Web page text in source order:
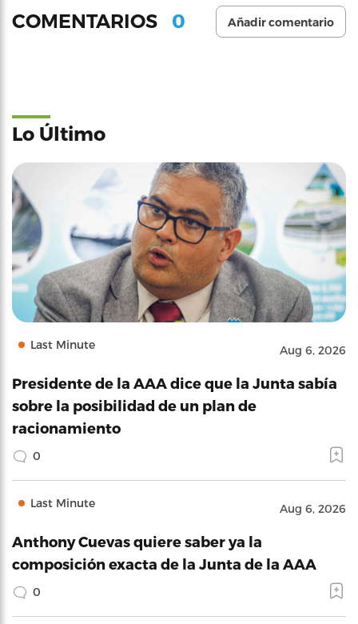
COMENTARIOS 0 Añadir comentario
Lo Último
Last Minute Aug 6, 2026
Presidente de la AAA dice que la Junta sabía
sobre la posibilidad de un plan de
racionamiento
0
Last Minute Aug 6, 2026
Anthony Cuevas quiere saber ya la
composición exacta de la Junta de la AAA
0